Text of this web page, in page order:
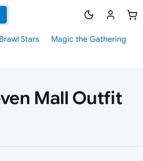
Brawl Stars
Magic the Gathering
Mall Outfit